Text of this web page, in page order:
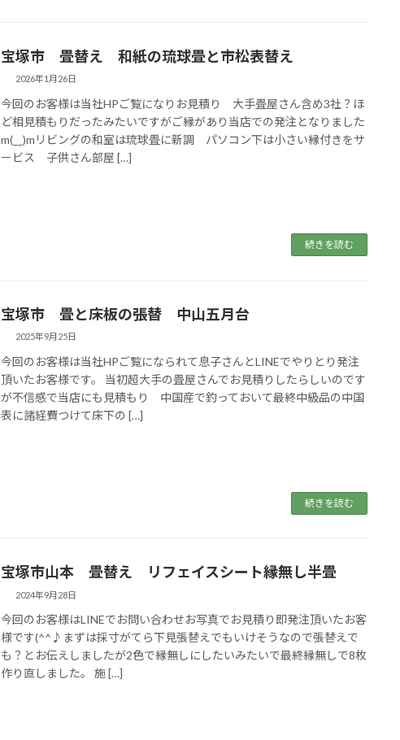
宝塚市 畳替え 和紙の琉球畳と市松表替え
2026年1月26日
今回のお客様は当社HPご覧になりお見積り 大手畳屋さん含め3社？ほ
ど相見積もりだったみたいですがご縁があり当店での発注となりました
m(__)mリビングの和室は琉球畳に新調 パソコン下は小さい縁付きをサ
ービス 子供さん部屋 […]
続きを読む
宝塚市 畳と床板の張替 中山五月台
2025年9月25日
今回のお客様は当社HPご覧になられて息子さんとLINEでやりとり発注
頂いたお客様です。 当初超大手の畳屋さんでお見積りしたらしいのです
が不信感で当店にも見積もり 中国産で釣っておいて最終中級品の中国
表に諸経費つけて床下の […]
続きを読む
宝塚市山本 畳替え リフェイスシート縁無し半畳
2024年9月28日
今回のお客様はLINEでお問い合わせお写真でお見積り即発注頂いたお客
様です(^^♪まずは採寸がてら下見張替えでもいけそうなので張替えで
も？とお伝えしましたが2色で縁無しにしたいみたいで最終縁無しで8枚
作り直しました。 施 […]